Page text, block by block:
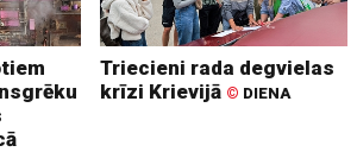
Triecieni rada degvielas
krīzi Krievijā © DIENA